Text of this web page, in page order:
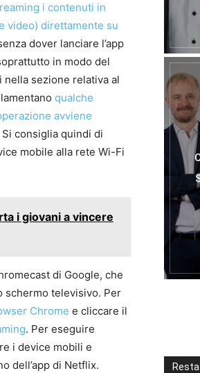
i contenuti in
video) direttamente su
dover lanciare l’app
in modo del
sezione relativa al
qualche
avviene
Si consiglia quindi di
mobile alla rete Wi-Fi
i giovani a vincere
di Google, che
schermo televisivo. Per
Chrome e cliccare il
. Per eseguire
i device mobili e
dell’app di Netflix.